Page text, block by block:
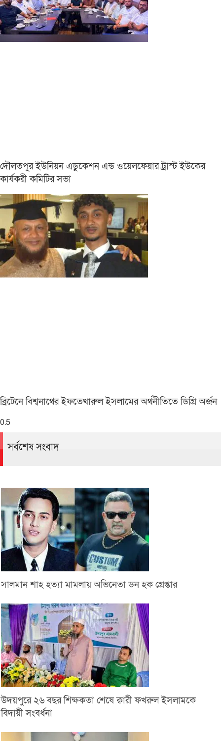
দৌলতপুর ইউনিয়ন এডুকেশন এন্ড ওয়েলফেয়ার ট্রাস্ট ইউকের
কার্যকরী কমিটির সভা
ব্রিটেনে বিশ্বনাথের ইফতেখারুল ইসলামের অর্থনীতিতে ডিগ্রি অর্জন
সর্বশেষ সংবাদ
সালমান শাহ হত্যা মামলায় অভিনেতা ডন হক গ্রেপ্তার
উদয়পুরে ২৬ বছর শিক্ষকতা শেষে ক্বারী ফখরুল ইসলামকে
বিদায়ী সংবর্ধনা